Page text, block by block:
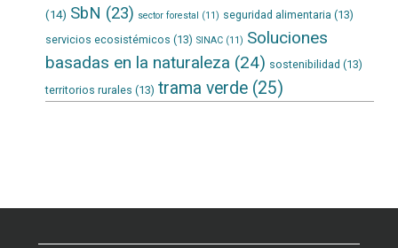
(14) SbN (23) sector forestal (11) seguridad alimentaria (13)
servicios ecosistémicos (13) SINAC(11) Soluciones
basadas en la naturaleza (24) sostenibilidad (13)
territorios rurales (13) trama verde(25)